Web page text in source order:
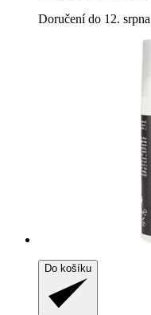
Doručení do 12. srpna
Do košíku